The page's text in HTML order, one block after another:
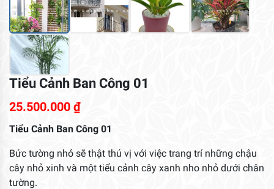
Tiểu Cảnh Ban Công 01
25.500.000 ₫
Tiểu Cảnh Ban Công 01
Bức tường nhỏ sẽ thật thú vị với việc trang trí những chậu
cây nhỏ xinh và một tiểu cảnh cây xanh nho nhỏ dưới chân
tường.